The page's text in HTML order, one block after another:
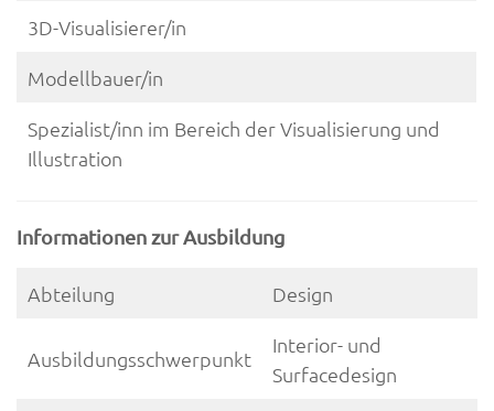
3D-Visualisierer/in
Modellbauer/in
Spezialist/inn im Bereich der Visualisierung und
Illustration
Informationen zur Ausbildung
Abteilung Design
Ausbildungsschwerpunkt
Interior- und
Surfacedesign